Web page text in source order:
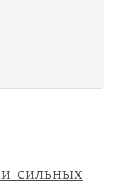
сильных